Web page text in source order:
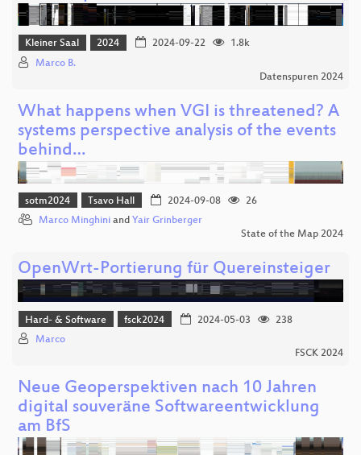
Kleiner Saal 2024 2024-09-22
1.8k
Marco B.
Datenspuren 2024
What happens when VGI is threatened? A
systems perspective analysis of the events
behind…
sotm2024 Tsavo Hall 2024-09-08
26
Marco Minghini and Yair Grinberger
State of the Map 2024
OpenWrt-Portierung für Quereinsteiger
Hard- & Software fsck2024 2024-05-03
238
Marco
FSCK 2024
Neue Geoperspektiven nach 10 Jahren
digital souveräne Softwareentwicklung
am BfS